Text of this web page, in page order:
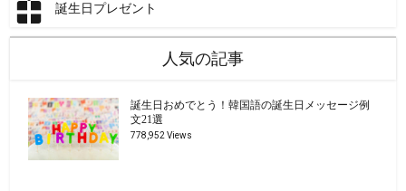
誕生日プレゼント
人気の記事
誕生日おめでとう！韓国語の誕生日メッセージ例
文21選
778,952 Views